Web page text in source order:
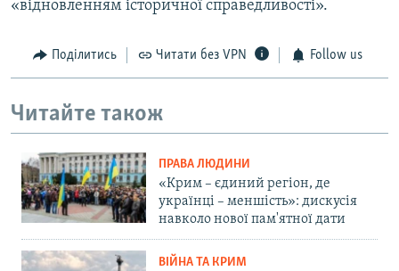
«відновленням історичної справедливості».
Поділитись Читати без VPN Follow us
Читайте також
ПРАВА ЛЮДИНИ
«Крим – єдиний регіон, де
українці – меншість»: дискусія
навколо нової пам'ятної дати
ВІЙНА ТА КРИМ